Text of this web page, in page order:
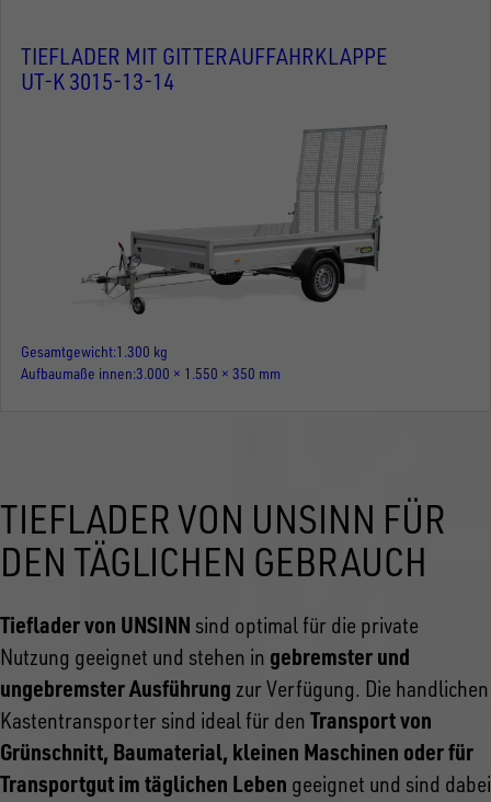
TIEFLADER MIT GITTERAUFFAHRKLAPPE
UT-K 3015-13-14
Gesamtgewicht 1.300 kg
Aufbaumaße innen 3.000 × 1.550 × 350 mm
TIEFLADER VON UNSINN FÜR
DEN TÄGLICHEN GEBRAUCH
Tieflader von UNSINN sind optimal für die private
Nutzung geeignet und stehen in gebremster und
ungebremster Ausführung zur Verfügung. Die handlichen
Kastentransporter sind ideal für den Transport von
Grünschnitt, Baumaterial, kleinen Maschinen oder für
Transportgut im täglichen Leben geeignet und sind dabei